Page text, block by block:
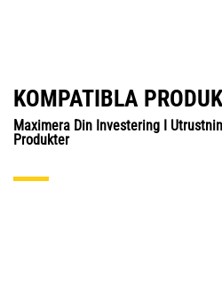
KOMPATIBLA
Maximera Din Investering I
Produkter